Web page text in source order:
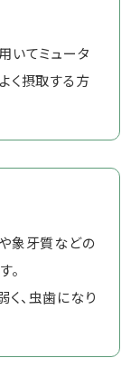
いてミュータ
く摂取する方
象牙質などの
。
、虫歯になり